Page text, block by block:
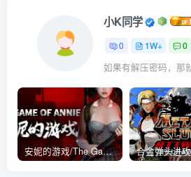
小K同学
0 1W+ 0
如果有解压密码，那
安妮的游戏/The Game of Annie v0.99981|射击动作|容量14.6GB|免安装绿色中文版